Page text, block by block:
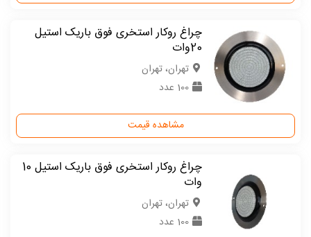
چراغ روکار استخری فوق باریک استیل
20وات
تهران، تهران
100 عدد
مشاهده قیمت
چراغ روکار استخری فوق باریک استیل 10
وات
تهران، تهران
100 عدد